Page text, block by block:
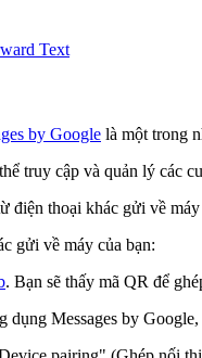
Text
by Google là một trong
truy cập và quản lý các
điện thoại khác gửi về
gửi về máy của bạn:
. Bạn sẽ thấy mã QR để
Messages by